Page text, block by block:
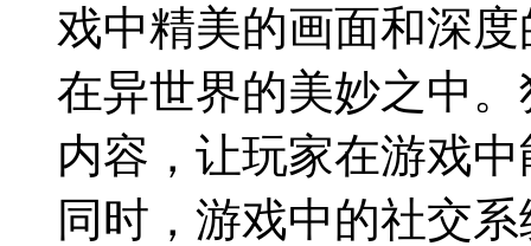
戏中精美的画面和深
在异世界的美妙之中
内容，让玩家在游戏
同时，游戏中的社交